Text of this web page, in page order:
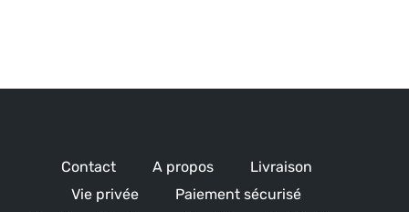
Contact A propos
Livraison
Vie privée
Paiement sécurisé